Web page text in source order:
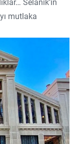
Selanik’in
mutlaka